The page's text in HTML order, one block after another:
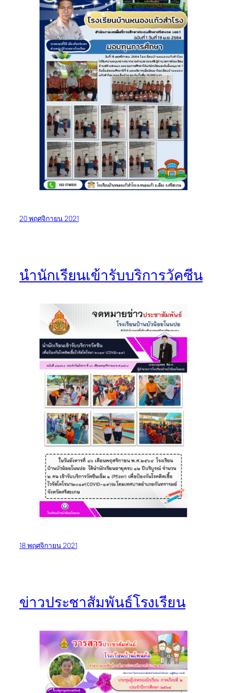
20 พฤศจิกายน 2021
นำนักเรียนเข้ารับบริการวัคซีน
18 พฤศจิกายน 2021
ข่าวประชาสัมพันธ์โรงเรียน